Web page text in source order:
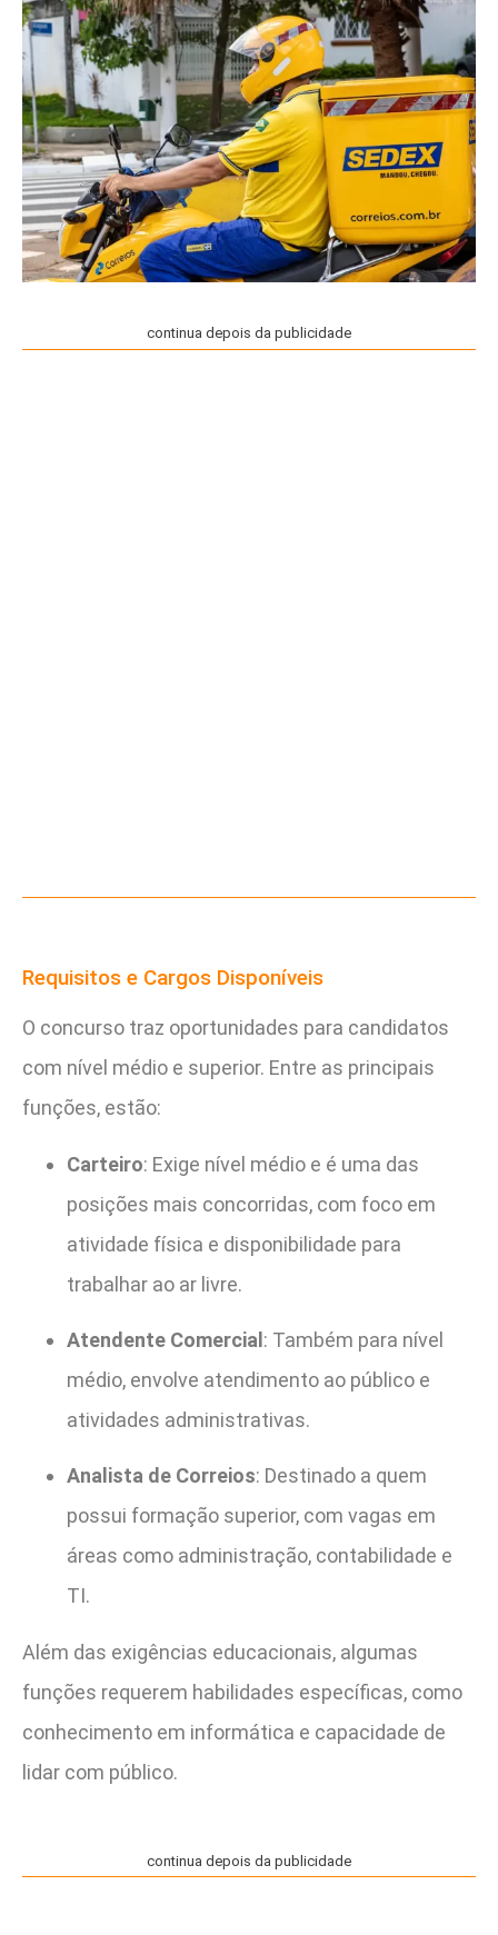
continua depois da publicidade
Requisitos e Cargos Disponíveis
O concurso traz oportunidades para candidatos
com nível médio e superior. Entre as principais
funções, estão:
Carteiro: Exige nível médio e é uma das
posições mais concorridas, com foco em
atividade física e disponibilidade para
trabalhar ao ar livre.
Atendente Comercial : Também para nível
médio, envolve atendimento ao público e
atividades administrativas.
Analista de Correios: Destinado a quem
possui formação superior, com vagas em
áreas como administração, contabilidade e
TI.
Além das exigências educacionais, algumas
funções requerem habilidades específicas, como
conhecimento em informática e capacidade de
lidar com público.
continua depois da publicidade